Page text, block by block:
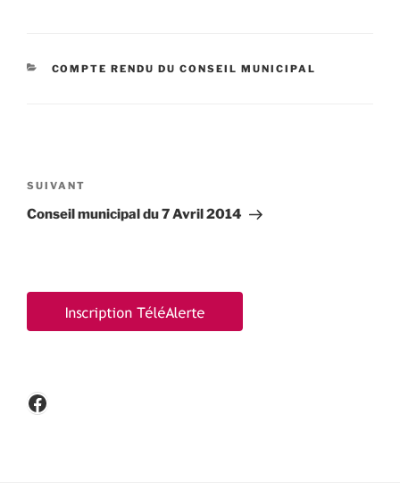
CATÉGORIES
COMPTE RENDU DU CONSEIL MUNICIPAL
de
l’article
Article
suivant
SUIVANT
Conseil municipal du 7 Avril 2014
Facebook